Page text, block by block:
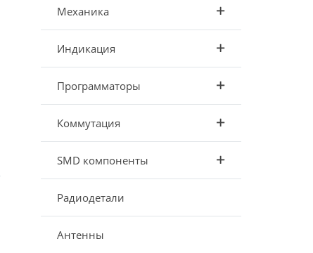
Механика
Индикация
Программаторы
Коммутация
SMD компоненты
Радиодетали
Антенны